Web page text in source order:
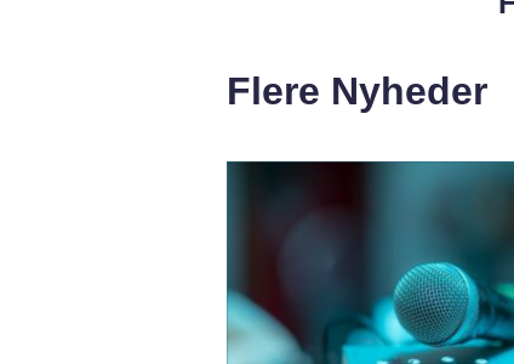
Flere Nyheder